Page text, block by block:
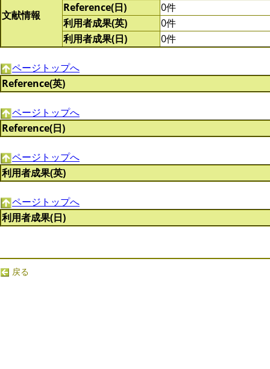
文献情報
Reference(日)
0件
利用者成果(英)
0件
利用者成果(日)
0件
ページトップへ
Reference(英)
ページトップへ
Reference(日)
ページトップへ
利用者成果(英)
ページトップへ
利用者成果(日)
戻る